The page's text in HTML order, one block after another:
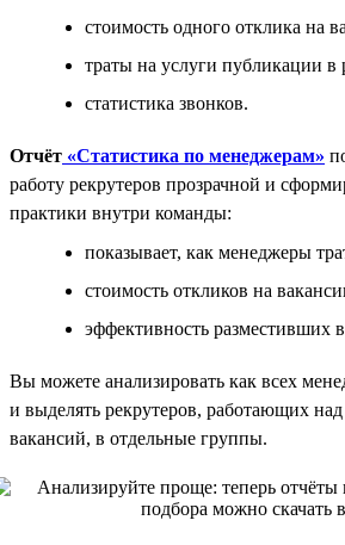
стоимость одного отклика на
траты на услуги публикации в
статистика звонков.
Отчёт «Статистика по менеджерам»
работу рекрутеров прозрачной и
практики внутри команды:
показывает, как менеджеры
стоимость откликов на
эффективность разместивших
Вы можете анализировать как всех
и выделять рекрутеров, работающих
вакансий, в отдельные группы.